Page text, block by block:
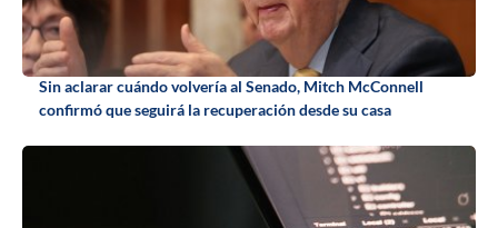
Sin aclarar cuándo volvería al Senado, Mitch McConnell
confirmó que seguirá la recuperación desde su casa